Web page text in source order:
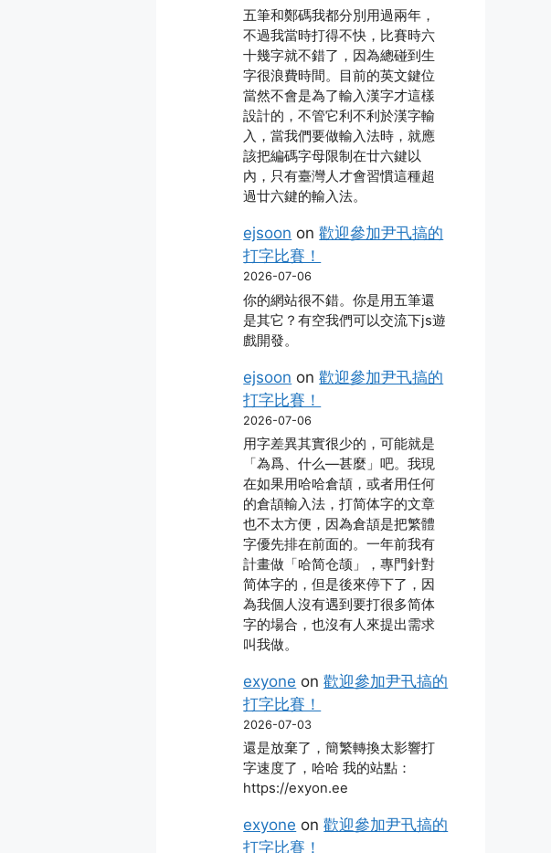
五筆和鄭碼我都分別用過兩年，
不過我當時打得不快，比賽時六
十幾字就不錯了，因為總碰到生
字很浪費時間。目前的英文鍵位
當然不會是為了輸入漢字才這樣
設計的，不管它利不利於漢字輸
入，當我們要做輸入法時，就應
該把編碼字母限制在廿六鍵以
內，只有臺灣人才會習慣這種超
過廿六鍵的輸入法。
ejsoon on歡迎參加尹卂搞的
打字比賽！
2026-07-06
你的網站很不錯。你是用五筆還
是其它？有空我們可以交流下js遊
戲開發。
ejsoon on歡迎參加尹卂搞的
打字比賽！
2026-07-06
用字差異其實很少的，可能就是
「為爲、什么―甚麼」吧。我現
在如果用哈哈倉頡，或者用任何
的倉頡輸入法，打简体字的文章
也不太方便，因為倉頡是把繁體
字優先排在前面的。一年前我有
計畫做「哈简仓颉」，專門針對
简体字的，但是後來停下了，因
為我個人沒有遇到要打很多简体
字的場合，也沒有人來提出需求
叫我做。
exyone on歡迎參加尹卂搞的
打字比賽！
2026-07-03
還是放棄了，簡繁轉換太影響打
字速度了，哈哈 我的站點：
https://exyon.ee
exyone on歡迎參加尹卂搞的
打字比賽！